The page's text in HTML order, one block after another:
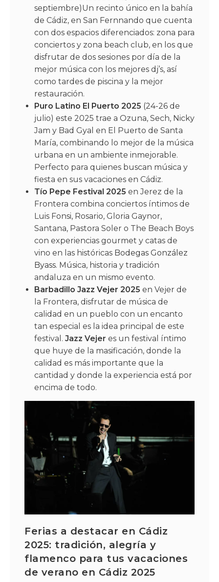
septiembre)Un recinto único en la bahía
de Cádiz, en San Fernnando que cuenta
con dos espacios diferenciados: zona para
conciertos y zona beach club, en los que
disfrutar de dos sesiones por día de la
mejor música con los mejores dj’s, así
como tardes de piscina y la mejor
restauración.
Puro Latino El Puerto 2025 (24-26 de
julio) este 2025 trae a Ozuna, Sech, Nicky
Jam y Bad Gyal en El Puerto de Santa
María, combinando lo mejor de la música
urbana en un ambiente inmejorable.
Perfecto para quienes buscan música y
fiesta en sus vacaciones en Cádiz.
Tío Pepe Festival 2025 en Jerez de la
Frontera combina conciertos íntimos de
Luis Fonsi, Rosario, Gloria Gaynor,
Santana, Pastora Soler o The Beach Boys
con experiencias gourmet y catas de
vino en las históricas Bodegas González
Byass. Música, historia y tradición
andaluza en un mismo evento.
Barbadillo Jazz Vejer 2025 en Vejer de
la Frontera, disfrutar de música de
calidad en un pueblo con un encanto
tan especial es la idea principal de este
festival. Jazz Vejer es un festival íntimo
que huye de la masificación, donde la
calidad es más importante que la
cantidad y donde la experiencia está por
encima de todo.
Ferias a destacar en Cádiz
2025: tradición, alegría y
flamenco para tus vacaciones
de verano en Cádiz 2025